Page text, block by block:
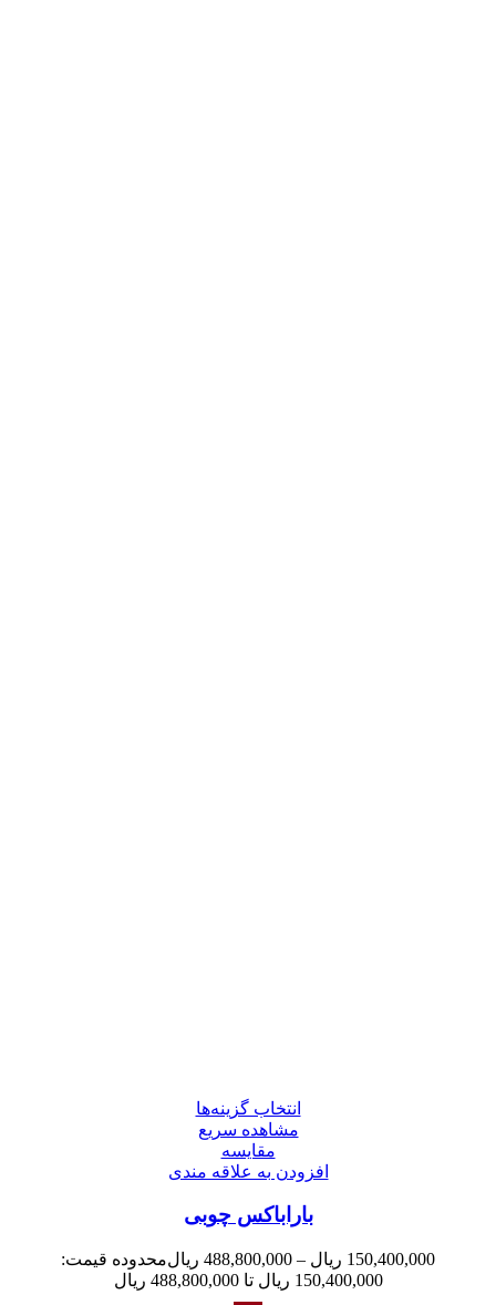
انتخاب گزینه‌ها
مشاهده سریع
مقایسه
افزودن به علاقه مندی
باراباکس چوبی
150,400,000 ریال –
488,800,000 ریالمحدوده قیمت:
150,400,000 ریال تا 488,800,000 ریال